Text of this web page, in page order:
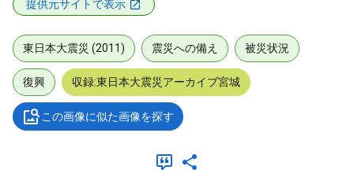
提供元サイトで表示
東日本大震災 (2011) 震災への備え 被災状況
復興 収録:東日本大震災アーカイブ宮城
この画像に似た画像を探す